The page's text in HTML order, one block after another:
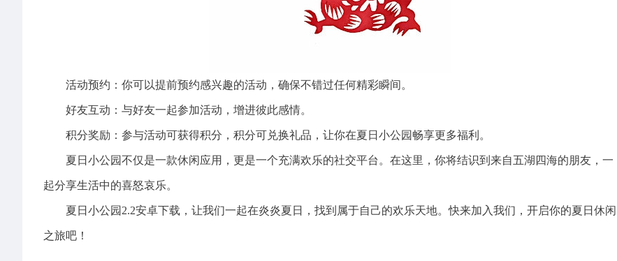
活动预约：你可以提前预约感兴趣的活动，确保不错过任何精彩瞬间。
好友互动：与好友一起参加活动，增进彼此感情。
积分奖励：参与活动可获得积分，积分可兑换礼品，让你在夏日小公园畅享更多福利。
夏日小公园不仅是一款休闲应用，更是一个充满欢乐的社交平台。在这里，你将结识到来自五湖四海的朋友，一
起分享生活中的喜怒哀乐。
夏日小公园2.2安卓下载，让我们一起在炎炎夏日，找到属于自己的欢乐天地。快来加入我们，开启你的夏日休闲
之旅吧！